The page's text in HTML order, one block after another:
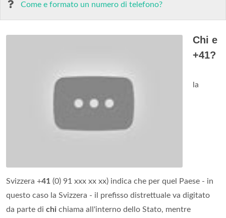
Come e formato un numero di telefono?
Chi e
+41?
la
Svizzera +41 (0) 91 xxx xx xx) indica che per quel Paese - in
questo caso la Svizzera - il prefisso distrettuale va digitato
da parte di chi chiama all'interno dello Stato, mentre